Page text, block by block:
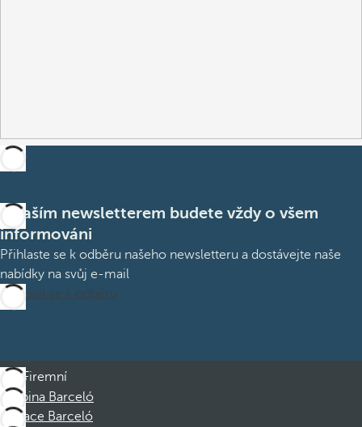
S naším newsletterem budete vždy o všem
informováni
Přihlaste se k odběru našeho newsletteru a dostávejte naše
nabídky na svůj e-mail
Přihlásit se k odběru
Firemní
Skupina Barceló
Nadace Barceló